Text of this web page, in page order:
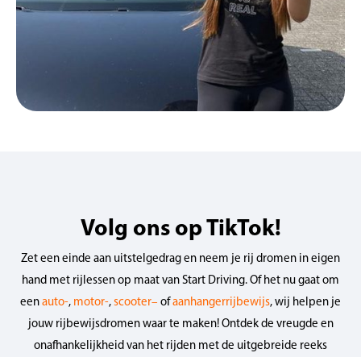
Volg ons op TikTok!
Zet een einde aan uitstelgedrag en neem je rij dromen in eigen
hand met rijlessen op maat van Start Driving. Of het nu gaat om
eenauto-, motor-,scooter– ofaanhangerrijbewijs, wij helpen je
jouw rijbewijsdromen waar te maken! Ontdek de vreugde en
onafhankelijkheid van het rijden met de uitgebreide reeks